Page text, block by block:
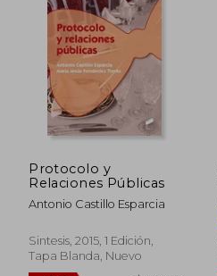
45%
dcto.
$ 155.365
$ 85.451
Protocolo y
Relaciones Públicas
Antonio Castillo Esparcia
Sintesis, 2015, 1 Edición,
Tapa Blanda, Nuevo